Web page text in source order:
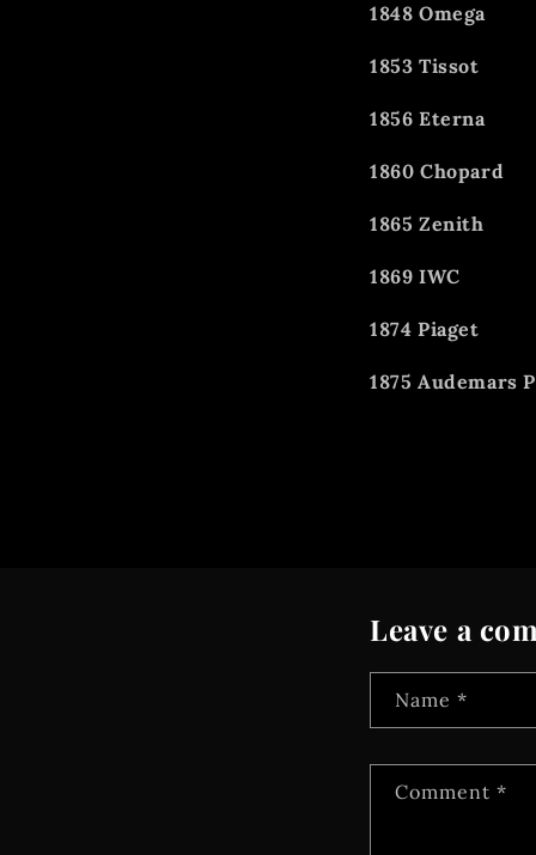
1848 Omega
1853 Tissot
1856 Eterna
1860 Chopard
1865 Zenith
1869 IWC
1874 Piaget
1875 Audemars
Leave a
Name *
Comment *